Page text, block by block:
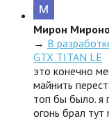
Мирон
→ В
GTX TITAN LE
это конечно
майнить
топ бы было. я
огонь брал тут